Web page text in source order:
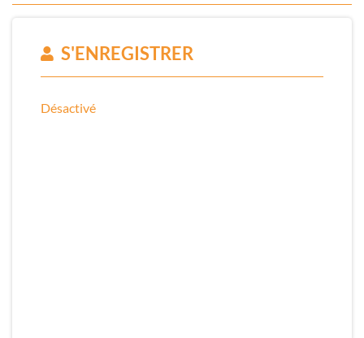
S'ENREGISTRER
Désactivé